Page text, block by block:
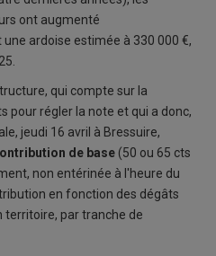
ont augmenté
ardoise estimée à 330 000 €,
qui compte sur la
pour régler la note et qui a donc,
jeudi 16 avril à Bressuire,
de base (50 ou 65 cts
non entérinée à l'heure du
en fonction des dégâts
territoire, par tranche de